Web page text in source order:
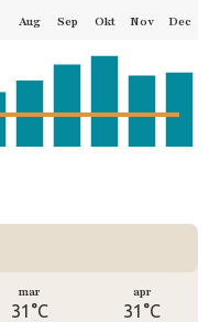
Aug Sep Okt Nov Dec
mar
31°C
apr
31°C